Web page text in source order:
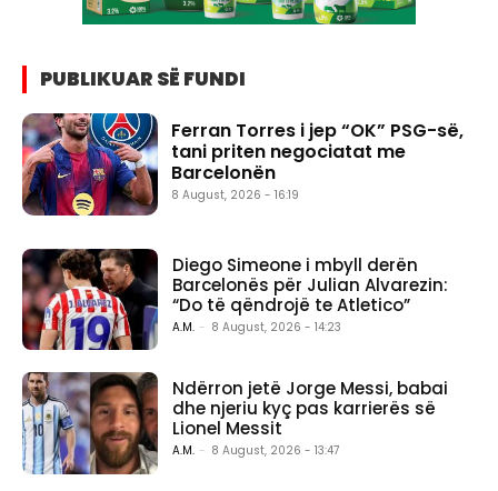
PUBLIKUAR SË FUNDI
Ferran Torres i jep “OK” PSG-së,
tani priten negociatat me
Barcelonën
8 August, 2026 - 16:19
Diego Simeone i mbyll derën
Barcelonës për Julian Alvarezin:
“Do të qëndrojë te Atletico”
A.M. - 8 August, 2026 - 14:23
Ndërron jetë Jorge Messi, babai
dhe njeriu kyç pas karrierës së
Lionel Messit
A.M. - 8 August, 2026 - 13:47